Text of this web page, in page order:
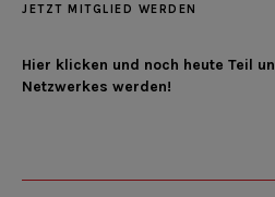
JETZT MITGLIED WERDEN
Hier klicken und noch heute Teil
Netzwerkes werden!